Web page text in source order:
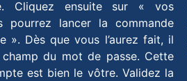
Cliquez ensuite sur « vos
pourrez lancer la commande
». Dès que vous l’aurez fait, il
du mot de passe. Cette
est bien le vôtre. Validez la